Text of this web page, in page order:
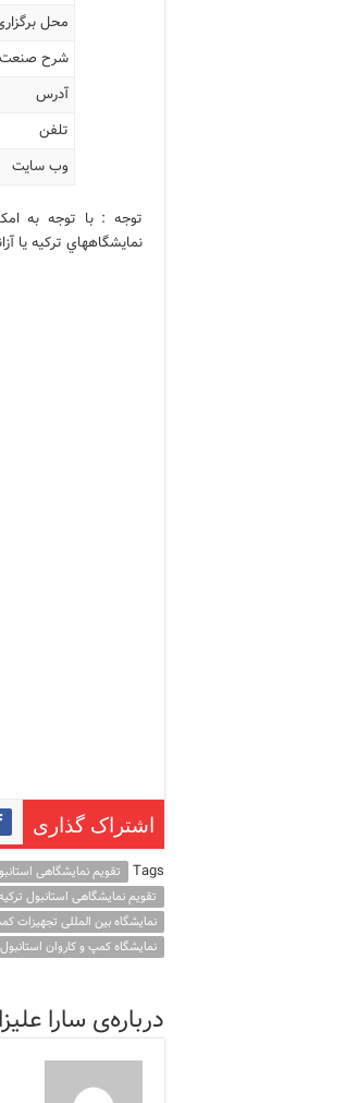
محل
شرح صنعت
آدرس
تلفن
وب سایت
توجه : با توجه به
نمايشگاههاي ترکيه يا
اشتراک گذاری
Tags تقویم نمایشگاهی
تقویم نمایشگاهی استانبول ترکیه
نمایشگاه بین المللی تجهیزات
نمایشگاه کمپ و کاروان استانبول
درباره‌ی سارا